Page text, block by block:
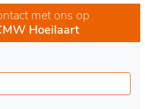
met ons op
Hoeilaart